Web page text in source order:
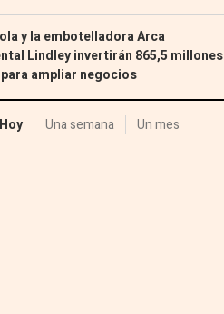
y la embotelladora Arca
Lindley invertirán 865,5 millones
para ampliar negocios
Hoy Una semana Un mes